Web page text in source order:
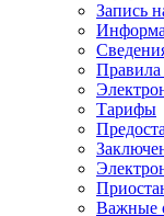
Запись
Тарифы
Важные